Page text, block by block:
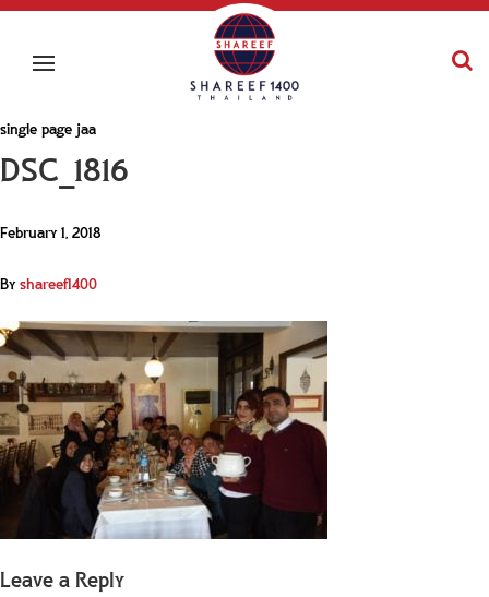
single page jaa
DSC_1816
February 1, 2018
Byshareef1400
Leave a Reply